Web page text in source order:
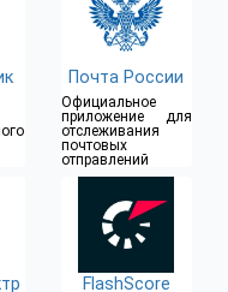
Почта России
Официальное
приложение для
отслеживания
почтовых
отправлений
FlashScore